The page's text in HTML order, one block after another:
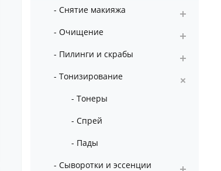
- Снятие макияжа
- Очищение
- Пилинги и скрабы
- Тонизирование
- Тонеры
- Спрей
- Пады
- Сыворотки и эссенции